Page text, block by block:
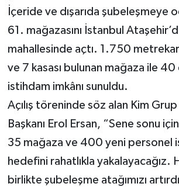
İçeride ve dışarıda şubeleşmeye
61. mağazasını İstanbul
mahallesinde açtı. 1.750
ve 7 kasası bulunan mağaza ile 40
istihdam imkânı sunuldu.
Açılış töreninde söz alan Kim
Başkanı Erol Ersan, “Sene sonu
35 mağaza ve 400 yeni personel
hedefini rahatlıkla yakalayacağız.
birlikte şubeleşme atağımızı